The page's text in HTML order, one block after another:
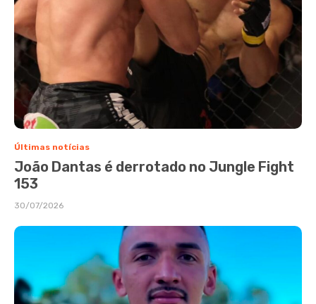
Últimas notícias
João Dantas é derrotado no Jungle Fight
153
30/07/2026